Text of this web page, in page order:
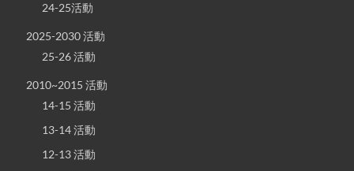
24-25活動
2025-2030 活動
25-26 活動
2010~2015 活動
14-15 活動
13-14 活動
12-13 活動